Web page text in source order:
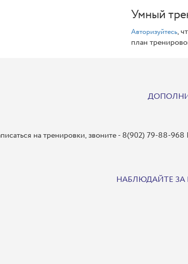
Умный
Авторизуйтесь,
план
на тренировки, звоните - 8(902) 79-88-
НАБЛЮДАЙТЕ ЗА